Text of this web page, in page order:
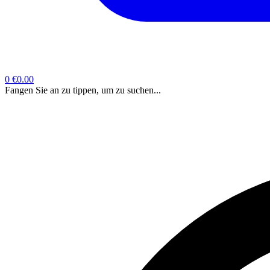
0 €0.00
Fangen Sie an zu tippen, um zu suchen...